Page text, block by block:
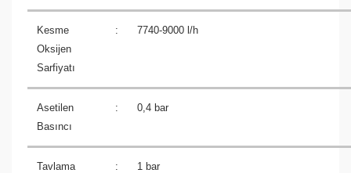
Kesme
Oksijen
Sarfiyatı
: 7740-9000 l/h
Asetilen
Basıncı
: 0,4 bar
Tavlama
: 1 bar